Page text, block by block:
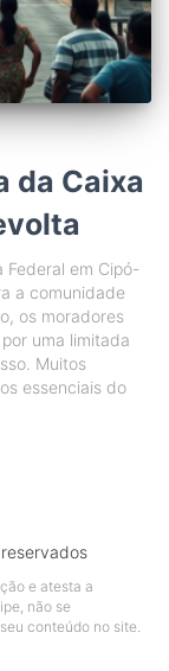
da Caixa
Federal em Cipó-
a comunidade
os moradores
uma limitada
Muitos
essenciais do
e atesta a
não se
conteúdo no site.